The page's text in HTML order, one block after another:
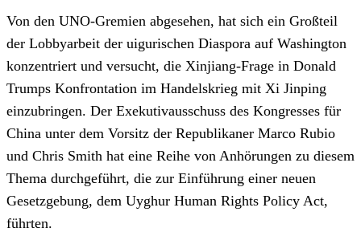
Von den UNO-Gremien abgesehen, hat sich ein Großteil
der Lobbyarbeit der uigurischen Diaspora auf Washington
konzentriert und versucht, die Xinjiang-Frage in Donald
Trumps Konfrontation im Handelskrieg mit Xi Jinping
einzubringen. Der Exekutivausschuss des Kongresses für
China unter dem Vorsitz der Republikaner Marco Rubio
und Chris Smith hat eine Reihe von Anhörungen zu diesem
Thema durchgeführt, die zur Einführung einer neuen
Gesetzgebung, dem Uyghur Human Rights Policy Act,
führten.